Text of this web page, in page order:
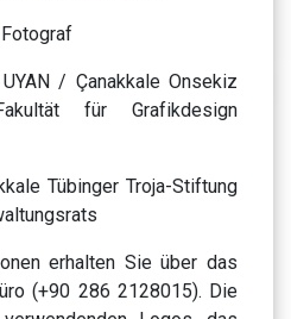
/ Çanakkale Onsekiz
für Grafikdesign
Tübinger Troja-Stiftung
erhalten Sie über das
(+90 286 2128015). Die